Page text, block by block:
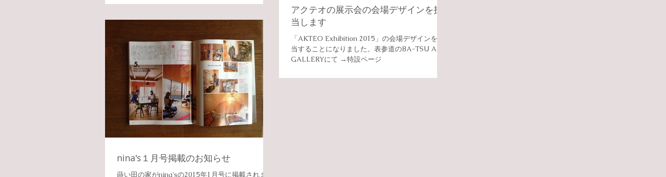
アクテオの展示会の会場デザインを担
当します
「AKTEO Exhibition 2015」の会場デザインを担
当することになりました。表参道のBA-TSU ART
GALLERYにて →特設ページ
nina's１月号掲載のお知らせ
蒔い田の家がnina'sの2015年1月号に掲載されまし